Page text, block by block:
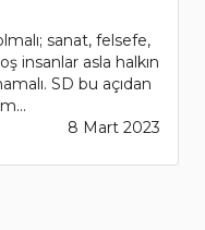
sanat, felsefe,
insanlar asla halkın
SD bu açıdan
8 Mart 2023